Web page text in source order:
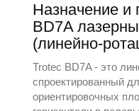
Назначение и
BD7A
(линейно-
Trotec BD7A - это
спроектированный
ориентировочных